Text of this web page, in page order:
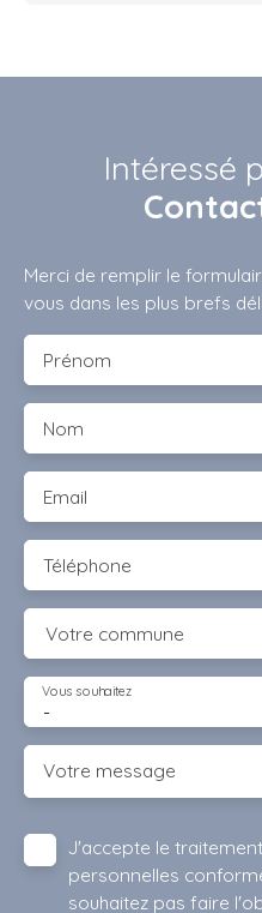
Intéressé
Merci de remplir le
vous dans les plus brefs
Prénom
Nom
Email
Téléphone
Votre commune
-
Vous souhaitez
Votre message
J'accepte le
personnelles
souhaitez pas faire